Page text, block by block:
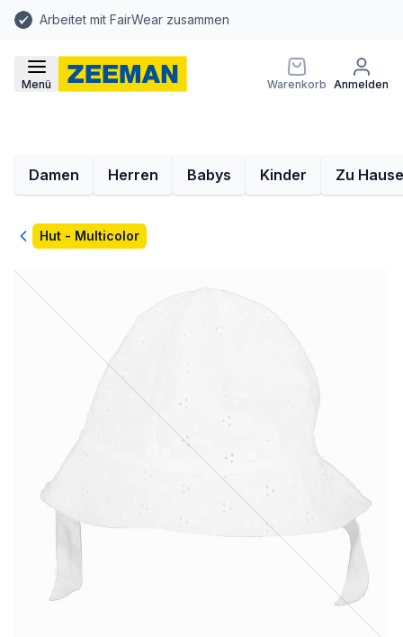
Arbeitet mit FairWear zusammen
Menü Warenkorb Anmelden
Damen Herren Babys Kinder Zu Hause
ZurückHut - Multicolor